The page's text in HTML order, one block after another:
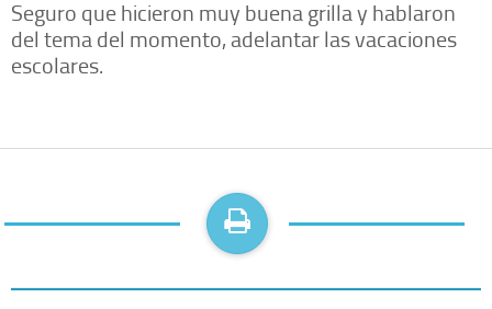
Seguro que hicieron muy buena grilla y hablaron
del tema del momento, adelantar las vacaciones
escolares.